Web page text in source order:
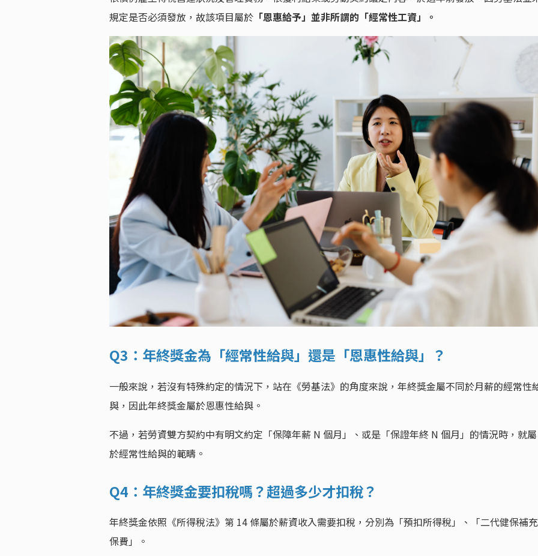
規定是否必須發放，故該項目屬於 「恩惠給予」並非所謂的「經常性工資」。
Q3：年終獎金為「經常性給與」還是「恩惠性給與」？
一般來說，若沒有特殊約定的情況下，站在《勞基法》的角度來說，年終獎金屬不同於月薪的經常性
與，因此年終獎金屬於恩惠性給與。
不過，若勞資雙方契約中有明文約定「保障年薪 N 個月」、或是「保證年終 N 個月」的情況時，就屬
於經常性給與的範疇。
Q4：年終獎金要扣稅嗎？超過多少才扣稅？
年終獎金依照《所得稅法》第 14 條屬於薪資收入需要扣稅，分別為「預扣所得稅」、「二代健保補充
保費」。